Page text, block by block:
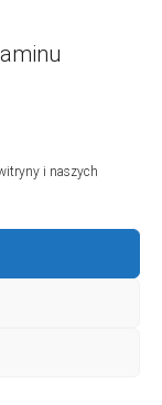
i naszych
wykonana
zawarcia
żądanie